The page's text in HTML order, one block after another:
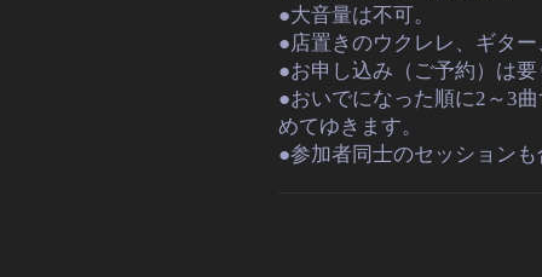
●大音量は不可。
●店置きのウクレレ、ギタ
●お申し込み（ご予約）は
●おいでになった順に2～3
めてゆきます。
●参加者同士のセッション